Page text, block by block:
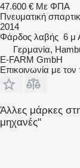
47.600 € Με ΦΠΑ
Πνευματική
2014
Φάρδος λαβής 6 μ
Γερμανία,
E-FARM GmbH
Επικοινωνία με
Άλλες μάρκες
μηχανές"